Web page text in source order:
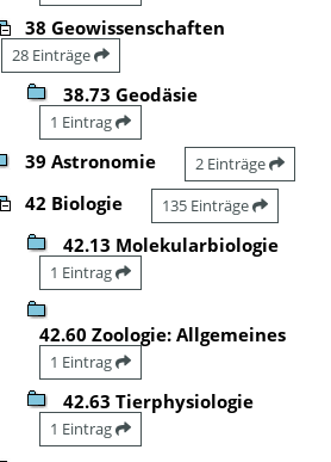
38 Geowissenschaften
28 Einträge
38.73 Geodäsie
1 Eintrag
39 Astronomie 2 Einträge
42 Biologie 135 Einträge
42.13 Molekularbiologie
1 Eintrag
42.60 Zoologie: Allgemeines
1 Eintrag
42.63 Tierphysiologie
1 Eintrag